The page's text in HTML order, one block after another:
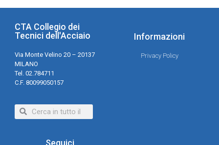
CTA Collegio dei
Tecnici dell'Acciaio
Via Monte Velino 20 – 20137
MILANO
Tel. 02.784711
C.F. 80099050157
Informazioni
Privacy Policy
Seguici